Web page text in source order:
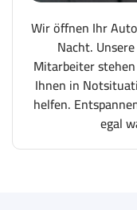
Wir öffnen Ihr
Nacht.
Mitarbeiter
Ihnen in
helfen.
egal